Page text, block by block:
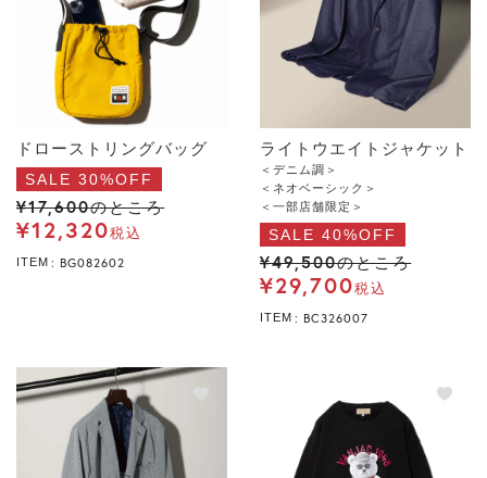
ドローストリングバッグ
SALE 30%OFF
¥17,600のところ
¥12,320税込
ITEM BG082602
ライトウエイトジャケット
＜デニム調＞
＜ネオベーシック＞
＜一部店舗限定＞
SALE 40%OFF
¥49,500のところ
¥29,700税込
ITEM BC326007